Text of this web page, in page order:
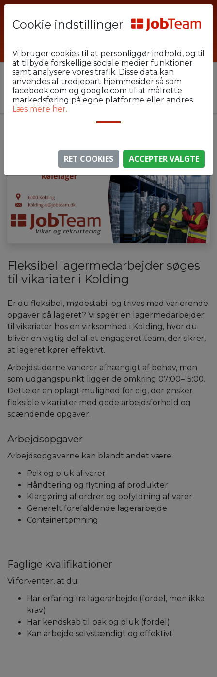
⚠️ Denne jobannonce er udløbet.
Stillingen er ikke længere aktiv, men du kan
lignende annoncer her.
Fleksibel lagermedarbejder søges
til vikariater i Kolding
Er du fleksibel, mødestabil og trives med varierende
opgaver på lageret? Vi søger en lagermedarbejder
til vikariater hos en virksomhed i Kolding, hvor du
bliver en vigtig del af et engageret team, der sikrer,
at lageret kører effektivt.
Arbejdstiderne varierer afhængigt af behov, men
som udgangspunkt ligger de omkring 07:00–15:00.
Dette er en oplagt mulighed for dig, der ønsker
fleksible vikariater med gode arbejdsforhold og
spændende opgaver.
Arbejdsopgaver
Arbejdsopgaverne kan blandt andet være:
Pak og pluk af varer
Håndtering og flytning af produkter
Klargøring af ordrer og opfyldning af varer
Generelt forefaldende lagerarbejde
Containertømning
Faglige kvalifikationer
Vi forventer, at du:
Har erfaring fra lagerarbejde (fordel, men ikke
krav)
Har kendskab til pak og pluk (fordel)
Kan arbejde selvstændigt og effektivt
Cookie indstillinger
Vi bruger cookies til at personliggør indhold, og til
at tilbyde forskellige sociale medier funktioner
samt analysere vores trafik. Disse data kan
anvendes af tredjepart hjemmesider så som
facebook.com og google.com til at målrette
markedsføring på egne platforme eller andres.
Læs mere her.
RET COOKIES ACCEPTER VALGTE